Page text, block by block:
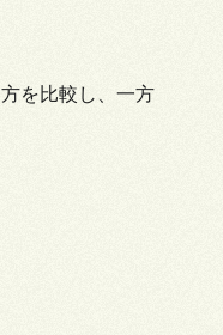
を比較し、一方